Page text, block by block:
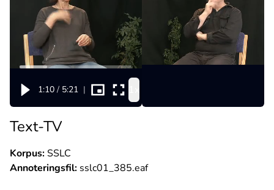
1:10 / 5:21 |
Text-TV
Korpus:SSLC
Annoteringsfil: sslc01_385.eaf